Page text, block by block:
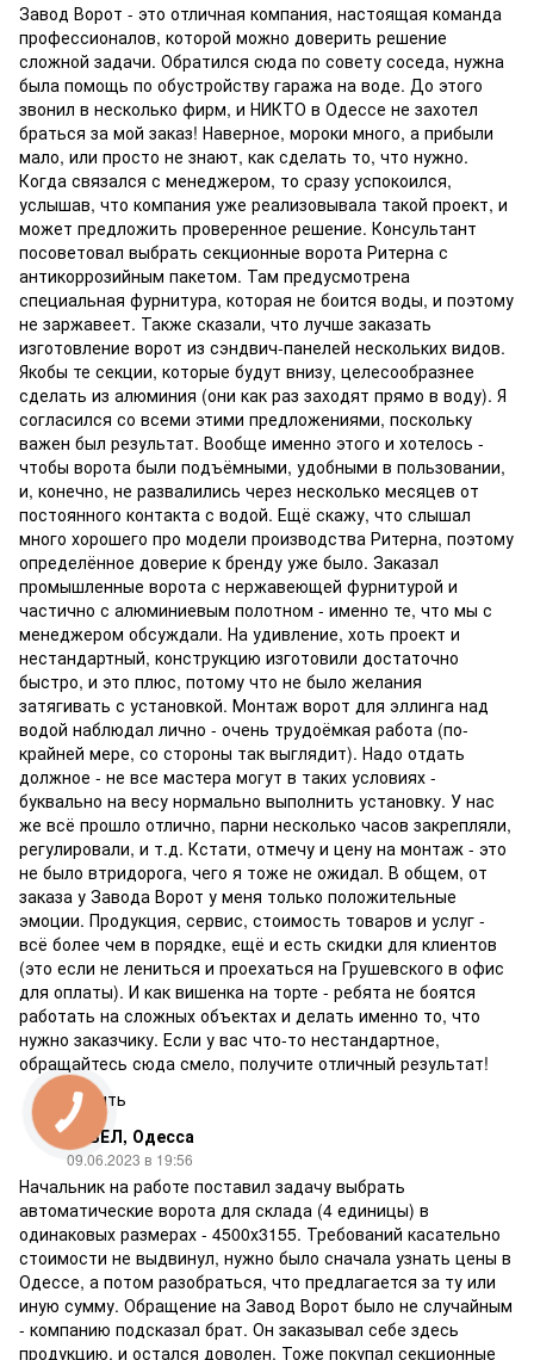
Завод Ворот - это отличная компания, настоящая команда
профессионалов, которой можно доверить решение
сложной задачи. Обратился сюда по совету соседа, нужна
была помощь по обустройству гаража на воде. До этого
звонил в несколько фирм, и НИКТО в Одессе не захотел
браться за мой заказ! Наверное, мороки много, а прибыли
мало, или просто не знают, как сделать то, что нужно.
Когда связался с менеджером, то сразу успокоился,
услышав, что компания уже реализовывала такой проект, и
может предложить проверенное решение. Консультант
посоветовал выбрать секционные ворота Ритерна с
антикоррозийным пакетом. Там предусмотрена
специальная фурнитура, которая не боится воды, и поэтому
не заржавеет. Также сказали, что лучше заказать
изготовление ворот из сэндвич-панелей нескольких видов.
Якобы те секции, которые будут внизу, целесообразнее
сделать из алюминия (они как раз заходят прямо в воду). Я
согласился со всеми этими предложениями, поскольку
важен был результат. Вообще именно этого и хотелось -
чтобы ворота были подъёмными, удобными в пользовании,
и, конечно, не развалились через несколько месяцев от
постоянного контакта с водой. Ещё скажу, что слышал
много хорошего про модели производства Ритерна, поэтому
определённое доверие к бренду уже было. Заказал
промышленные ворота с нержавеющей фурнитурой и
частично с алюминиевым полотном - именно те, что мы с
менеджером обсуждали. На удивление, хоть проект и
нестандартный, конструкцию изготовили достаточно
быстро, и это плюс, потому что не было желания
затягивать с установкой. Монтаж ворот для эллинга над
водой наблюдал лично - очень трудоёмкая работа (по-
крайней мере, со стороны так выглядит). Надо отдать
должное - не все мастера могут в таких условиях -
буквально на весу нормально выполнить установку. У нас
же всё прошло отлично, парни несколько часов закрепляли,
регулировали, и т.д. Кстати, отмечу и цену на монтаж - это
не было втридорога, чего я тоже не ожидал. В общем, от
заказа у Завода Ворот у меня только положительные
эмоции. Продукция, сервис, стоимость товаров и услуг -
всё более чем в порядке, ещё и есть скидки для клиентов
(это если не лениться и проехаться на Грушевского в офис
для оплаты). И как вишенка на торте - ребята не боятся
работать на сложных объектах и делать именно то, что
нужно заказчику. Если у вас что-то нестандартное,
обращайтесь сюда смело, получите отличный результат!
Ответить
ПАВЕЛ, Одесса
09.06.2023 в 19:56
Начальник на работе поставил задачу выбрать
автоматические ворота для склада (4 единицы) в
одинаковых размерах - 4500х3155. Требований касательно
стоимости не выдвинул, нужно было сначала узнать цены в
Одессе, а потом разобраться, что предлагается за ту или
иную сумму. Обращение на Завод Ворот было не случайным
- компанию подсказал брат. Он заказывал себе здесь
продукцию, и остался доволен. Тоже покупал секционные